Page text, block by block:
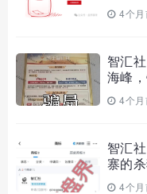
4个
智汇
海峰
多次
4个
智汇
寨的
钟艳
4个